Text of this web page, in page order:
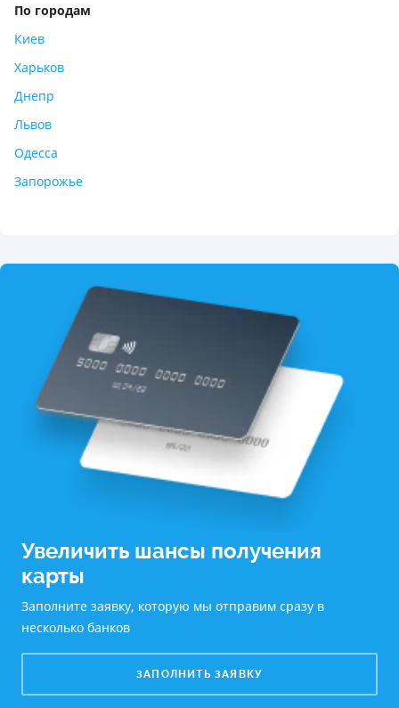
По городам
Киев
Харьков
Днепр
Львов
Одесса
Запорожье
Увеличить шансы получения
карты
Заполните заявку, которую мы отправим сразу в
несколько банков
ЗАПОЛНИТЬ ЗАЯВКУ